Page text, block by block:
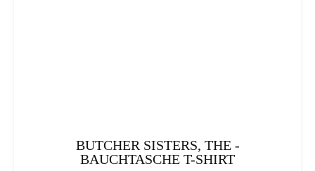
BUTCHER SISTERS, THE -
BAUCHTASCHE T-SHIRT